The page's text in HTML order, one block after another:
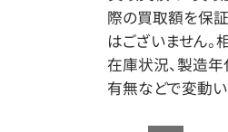
際の買取額を保
はございません。
在庫状況、製造年
有無などで変動い